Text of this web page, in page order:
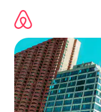
directement
contenu